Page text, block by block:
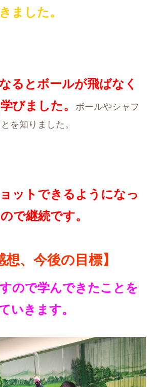
ました。
るとボールが飛ばなく
びました。
ボールやシャフ
を知りました。
ットできるようになっ
で継続です。
想、今後の目標】
ので学んできたことを
いきます。